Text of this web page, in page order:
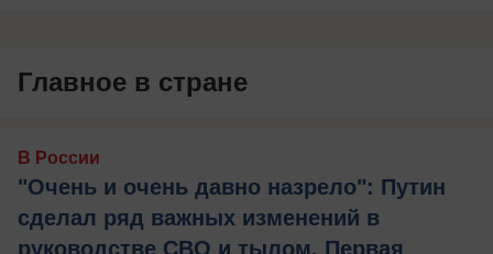
Главное в стране
В России
"Очень и очень давно назрело": Путин
сделал ряд важных изменений в
руководстве СВО и тылом. Первая